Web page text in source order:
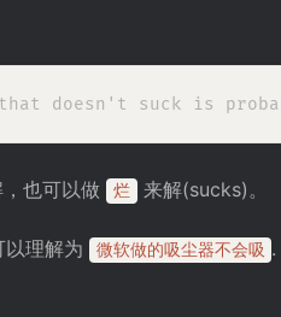
，也可以做 烂 来解(sucks)。
以理解为 微软做的吸尘器不会吸 .